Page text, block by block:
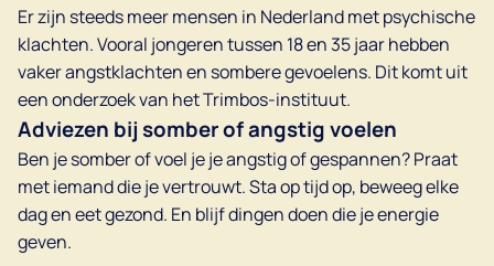
Er zijn steeds meer mensen in Nederland met psychische
klachten. Vooral jongeren tussen 18 en 35 jaar hebben
vaker angstklachten en sombere gevoelens. Dit komt uit
een onderzoek van het Trimbos-instituut.
Adviezen bij somber of angstig voelen
Ben je somber of voel je je angstig of gespannen? Praat
met iemand die je vertrouwt. Sta op tijd op, beweeg elke
dag en eet gezond. En blijf dingen doen die je energie
geven.
Over de UHAC